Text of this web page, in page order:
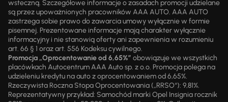
wsteczną. Szczegółowe informacje o zasadach promocji udzielane
są przez upoważnionych pracowników AAA AUTO. AAA AUTO
zastrzega sobie prawo do zawarcia umowy wyłącznie w formie
pisemnej. Prezentowane informacje mają charakter wyłącznie
informacyjny i nie stanowią oferty ani zapewnienia w rozumieniu
art. 66 § 1 oraz art. 556 Kodeksu cywilnego.
Promocja „Oprocentowanie od 6,65%” obowiązuje we wszystkich
placówkach Autocentrum AAA Auto sp. z o.o. Promocja polega na
udzieleniu kredytu na auto z oprocentowaniem od 6,65%.
Rzeczywista Roczna Stopa Oprocentowania („RRSO“): 9,81%.
Reprezentatywny przykład: Samochód marki Opel Insignia rocznik